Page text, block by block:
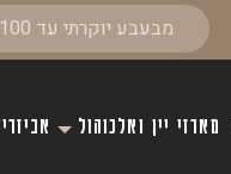
מארזי יין ואלכוהול